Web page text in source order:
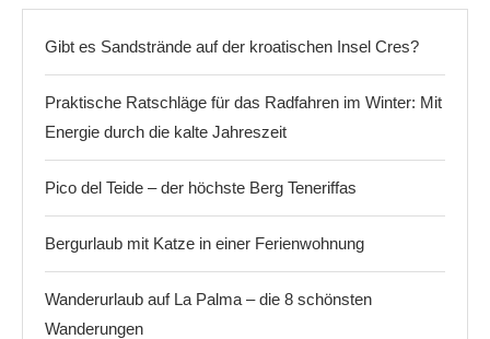
Gibt es Sandstrände auf der kroatischen Insel Cres?
Praktische Ratschläge für das Radfahren im Winter: Mit
Energie durch die kalte Jahreszeit
Pico del Teide – der höchste Berg Teneriffas
Bergurlaub mit Katze in einer Ferienwohnung
Wanderurlaub auf La Palma – die 8 schönsten
Wanderungen